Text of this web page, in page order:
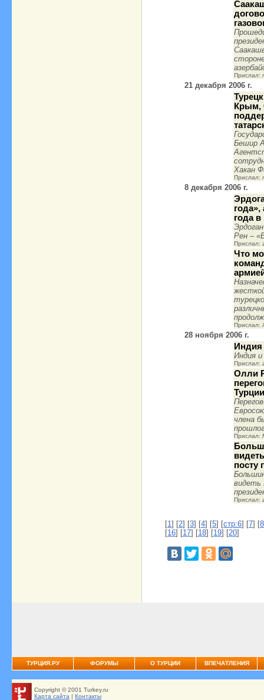
Прислал:
21 декабря 2006 г.
Крым,
Бешир
Хакан
Прислал:
8 декабря 2006 г.
года
Рен –
Прислал:
Что
Прислал:
28 ноября 2006 г.
Индия
Индия
Прислал:
Олли
члена
Прислал:
посту
видеть
Прислал:
[1] [2] [3] [4] [5] [стр:6] [7] [8
[16] [17] [18] [19] [20]
ТУРЦИЯ.РУ ФОРУМЫ О ТУРЦИИ ВПЕЧАТЛЕНИЯ
Copyright © 2001 Turkey.ru
Карта сайта | Контакты